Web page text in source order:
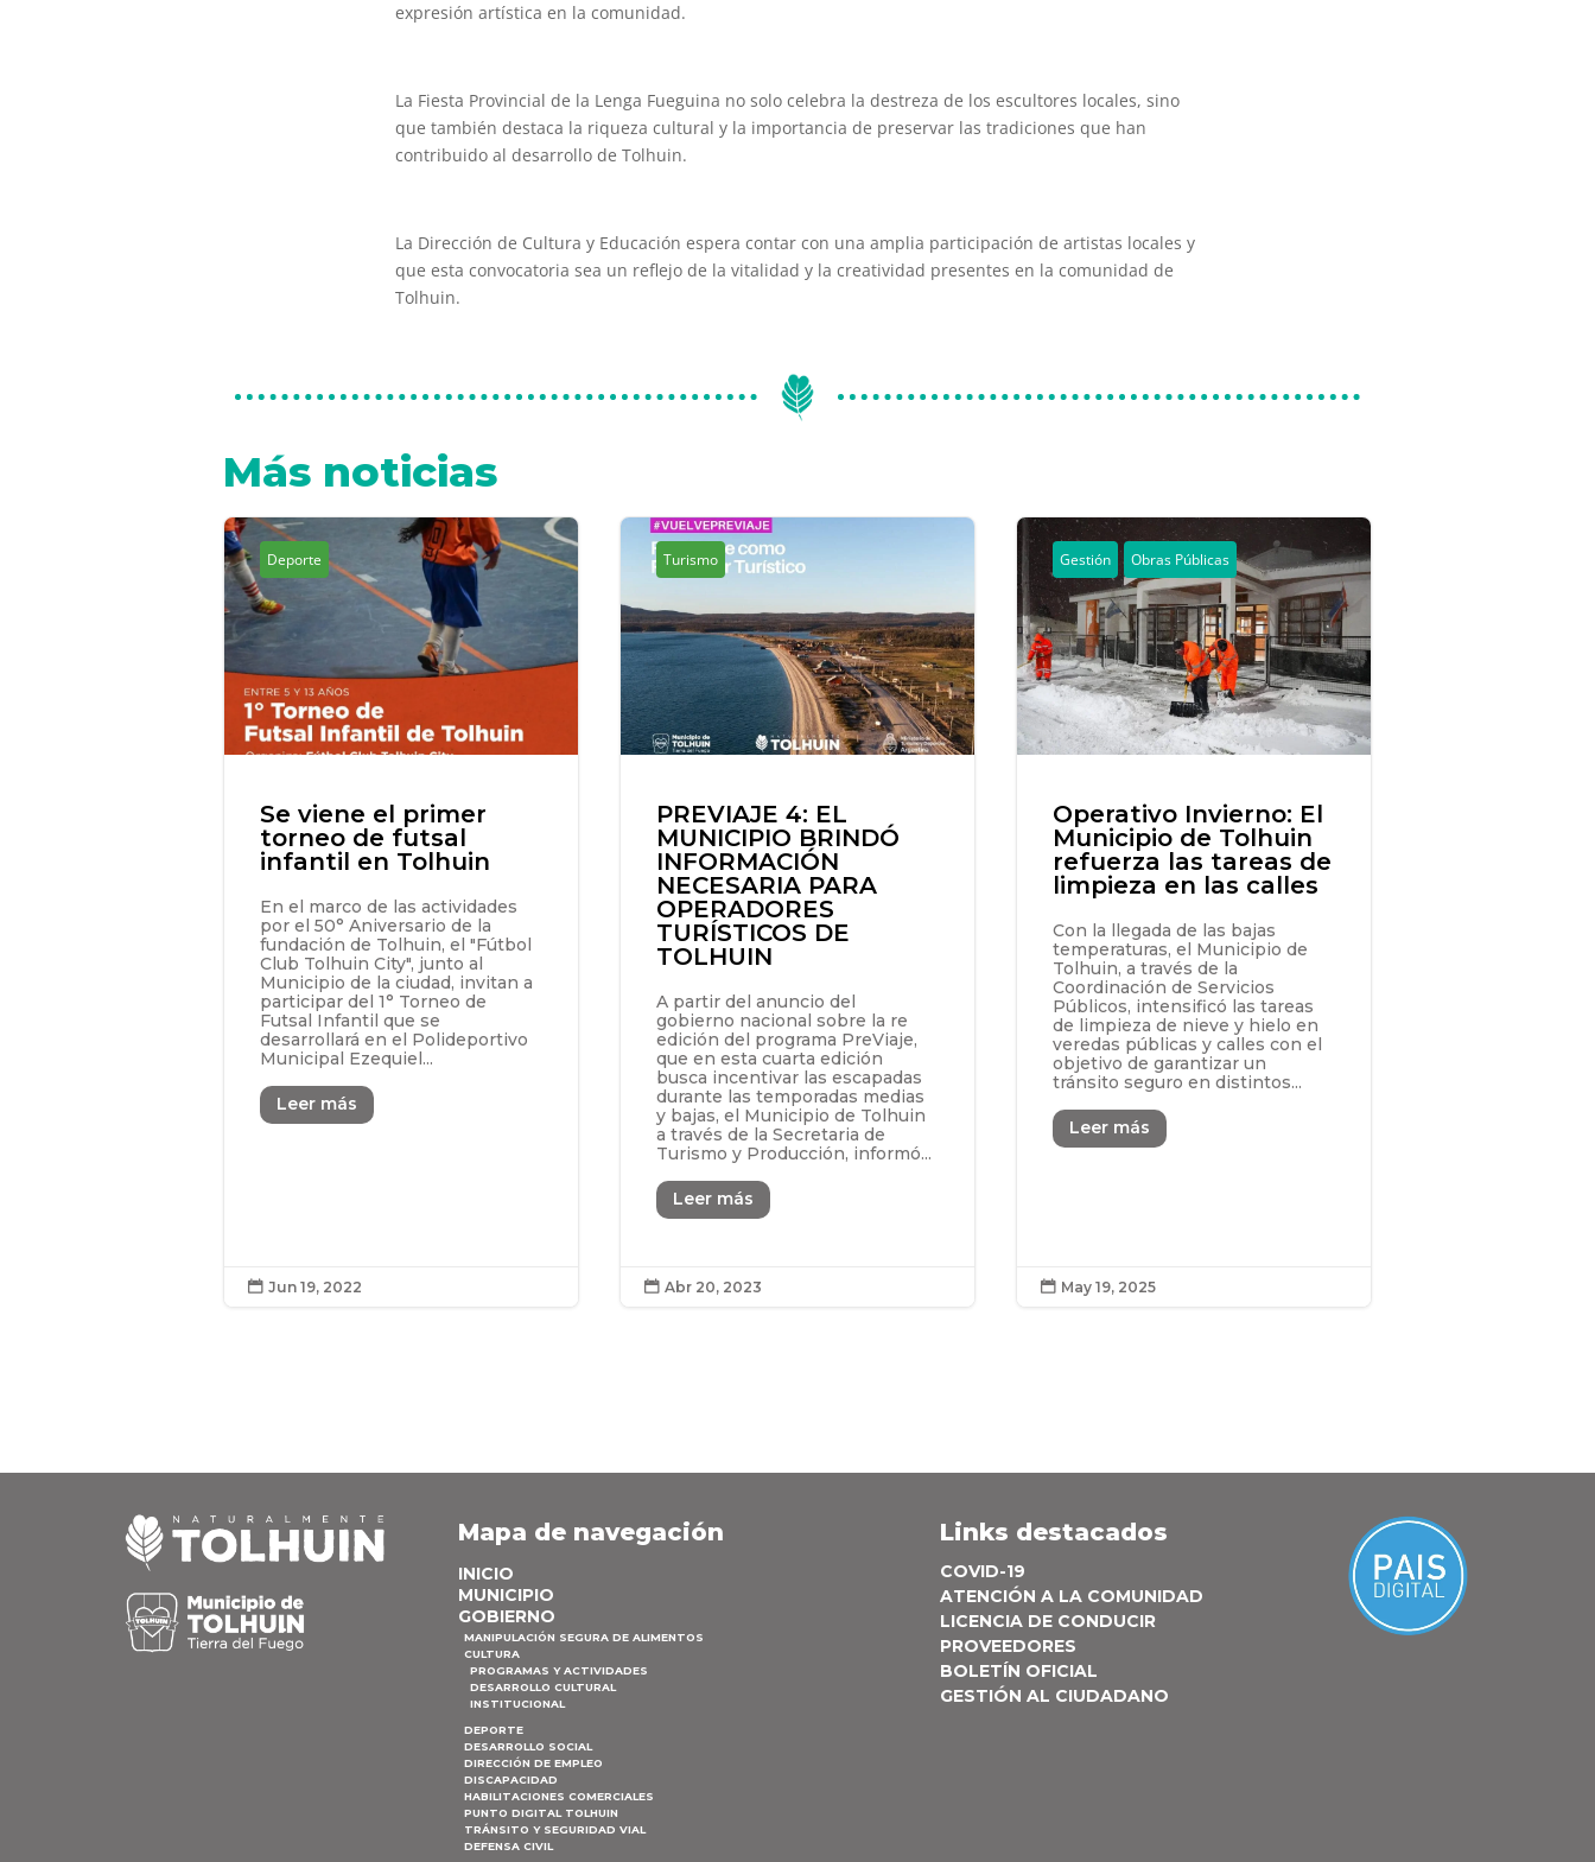
expresión artística en la comunidad.
La Fiesta Provincial de la Lenga Fueguina no solo celebra la destreza de los escultores locales, sino
que también destaca la riqueza cultural y la importancia de preservar las tradiciones que han
contribuido al desarrollo de Tolhuin.
La Dirección de Cultura y Educación espera contar con una amplia participación de artistas locales y
que esta convocatoria sea un reflejo de la vitalidad y la creatividad presentes en la comunidad de
Tolhuin.
Más noticias
Deporte
Se viene el primer
torneo de futsal
infantil en Tolhuin
En el marco de las actividades
por el 50° Aniversario de la
fundación de Tolhuin, el "Fútbol
Club Tolhuin City", junto al
Municipio de la ciudad, invitan a
participar del 1° Torneo de
Futsal Infantil que se
desarrollará en el Polideportivo
Municipal Ezequiel...
Leer más
 Jun 19, 2022
Turismo
PREVIAJE 4: EL
MUNICIPIO BRINDÓ
INFORMACIÓN
NECESARIA PARA
OPERADORES
TURÍSTICOS DE
TOLHUIN
A partir del anuncio del
gobierno nacional sobre la re
edición del programa PreViaje,
que en esta cuarta edición
busca incentivar las escapadas
durante las temporadas medias
y bajas, el Municipio de Tolhuin
a través de la Secretaria de
Turismo y Producción, informó...
Leer más
 Abr 20, 2023
Gestión Obras Públicas
Operativo Invierno: El
Municipio de Tolhuin
refuerza las tareas de
limpieza en las calles
Con la llegada de las bajas
temperaturas, el Municipio de
Tolhuin, a través de la
Coordinación de Servicios
Públicos, intensificó las tareas
de limpieza de nieve y hielo en
veredas públicas y calles con el
objetivo de garantizar un
tránsito seguro en distintos...
Leer más
 May 19, 2025
Mapa de navegación
INICIO
MUNICIPIO
GOBIERNO
MANIPULACIÓN SEGURA DE ALIMENTOS
CULTURA
PROGRAMAS Y ACTIVIDADES
DESARROLLO CULTURAL
INSTITUCIONAL
DEPORTE
DESARROLLO SOCIAL
DIRECCIÓN DE EMPLEO
DISCAPACIDAD
HABILITACIONES COMERCIALES
PUNTO DIGITAL TOLHUIN
TRÁNSITO Y SEGURIDAD VIAL
DEFENSA CIVIL
Links destacados
COVID-19
ATENCIÓN A LA COMUNIDAD
LICENCIA DE CONDUCIR
PROVEEDORES
BOLETÍN OFICIAL
GESTIÓN AL CIUDADANO